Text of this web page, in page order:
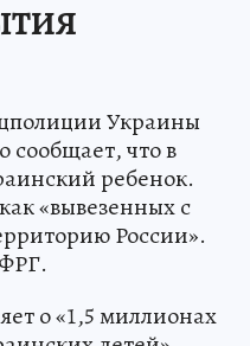
Украины
сообщает, что в
ребенок.
«вывезенных с
России».
о «1,5 миллионах